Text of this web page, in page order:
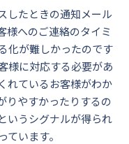
したときの通知メール
様へのご連絡のタイミ
化が難しかったのです
様に対応する必要があ
れているお客様がわか
りやすかったりするの
いうシグナルが得られ
います。